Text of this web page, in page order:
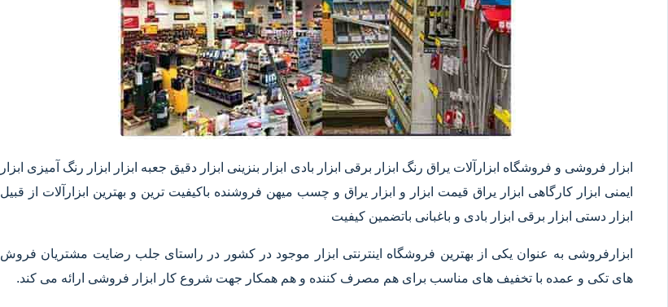
ابزار فروشی و فروشگاه ابزارآلات یراق رنگ ابزار برقی ابزار بادی ابزار بنزینی ابزار دقیق​ جعبه ابزار ابزار رنگ آمیزی ابزار
ایمنی ابزار کارگاهی ابزار یراق قیمت ابزار و ابزار یراق و چسب میهن فروشنده باکیفیت ترین و بهترین ابزارآلات از قبیل
ابزار دستی ابزار برقی ابزار بادی و باغبانی باتضمین کیفیت
ابزارفروشی به عنوان یکی از بهترین فروشگاه اینترنتی ابزار موجود در کشور در راستای جلب رضایت مشتریان فروش
های تکی و عمده با تخفیف های مناسب برای هم مصرف کننده و هم همکار جهت شروع کار ابزار فروشی ارائه می کند.